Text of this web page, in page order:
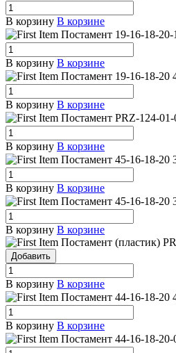
В корзину В корзине
Постамент 19-16-18-20-1
В корзину В корзине
Постамент 19-16-18-20
В корзину В корзине
Постамент PRZ-124-
В корзину В корзине
Постамент 45-16-18-20
В корзину В корзине
Постамент 45-16-18-20
В корзину В корзине
Постамент (пластик)
Добавить
В корзину В корзине
Постамент 44-16-18-20
В корзину В корзине
Постамент 44-16-18-20-